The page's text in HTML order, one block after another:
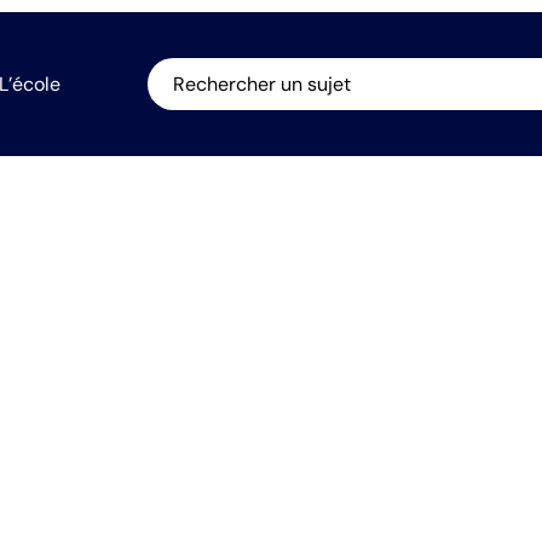
L’école Rechercher un sujet